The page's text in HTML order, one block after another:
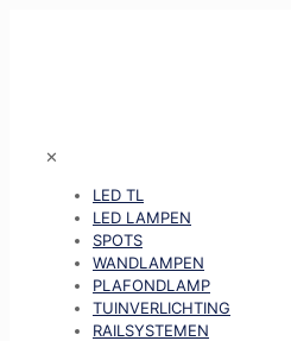
✕
LED TL
LED LAMPEN
SPOTS
WANDLAMPEN
PLAFONDLAMP
TUINVERLICHTING
RAILSYSTEMEN